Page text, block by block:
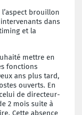
brouillon
dans
et la
mettre en
fonctions
ans plus tard,
ouverts. En
de directeur-
2 mois suite à
Cette absence